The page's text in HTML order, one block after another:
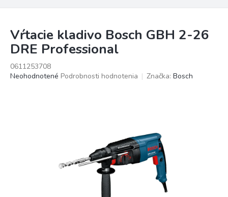
Vŕtacie kladivo Bosch GBH 2-26
DRE Professional
0611253708
Priemerné
Neohodnotené Podrobnosti hodnotenia Značka: Bosch